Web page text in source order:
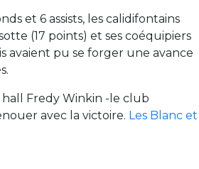
et 6 assists, les calidifontains
(17 points) et ses coéquipiers
avaient pu se forger une avance
Fredy Winkin -le club
avec la victoire. Les Blanc et